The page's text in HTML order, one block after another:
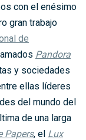
con el enésimo
gran trabajo
de
Pandora
y sociedades
ellas líderes
del mundo del
de una larga
Papers, el Lux